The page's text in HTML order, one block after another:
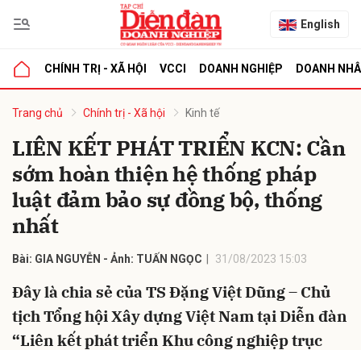
English
CHÍNH TRỊ - XÃ HỘI VCCI DOANH NGHIỆP DOANH
Trang chủ Chính trị - Xã hội Kinh tế
LIÊN KẾT PHÁT TRIỂN KCN: Cần
sớm hoàn thiện hệ thống pháp
luật đảm bảo sự đồng bộ, thống
nhất
Bài: GIA NGUYỄN - Ảnh: TUẤN NGỌC 31/08/2023 15:03
Đây là chia sẻ của TS Đặng Việt Dũng – Chủ
tịch Tổng hội Xây dựng Việt Nam tại Diễn đàn
“Liên kết phát triển Khu công nghiệp trục
luận